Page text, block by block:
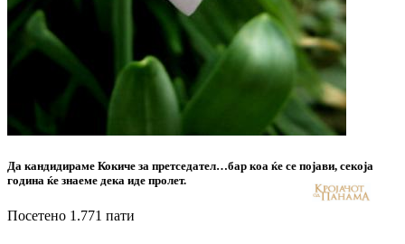
Да кандидираме Кокиче за претседател…бар коа ќе се појави, секоја
година ќе знаеме дека иде пролет.
Посетено 1.771 пати